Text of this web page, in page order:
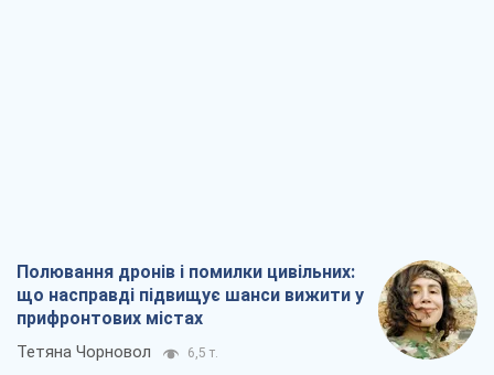
Полювання дронів і помилки цивільних:
що насправді підвищує шанси вижити у
прифронтових містах
Тетяна Чорновол 6,5 т.